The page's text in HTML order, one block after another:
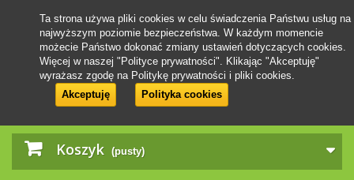
Koszyk (pusty)
Ta strona używa pliki cookies w celu świadczenia Państwu usług na
najwyższym poziomie bezpieczeństwa. W każdym momencie
możecie Państwo dokonać zmiany ustawień dotyczących cookies.
Więcej w naszej "Polityce prywatności". Klikając "Akceptuję"
wyrażasz zgodę na Politykę prywatności i pliki cookies.
Akceptuję
Polityka cookies